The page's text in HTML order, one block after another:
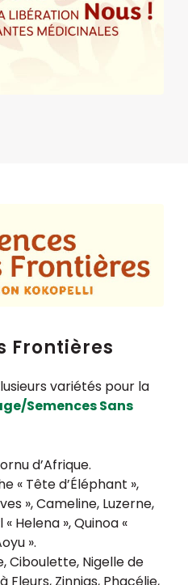
Frontières
variétés pour la
Semences Sans
d’Afrique.
« Tête d’Éléphant »,
», Cameline, Luzerne,
Helena », Quinoa «
».
Ciboulette, Nigelle de